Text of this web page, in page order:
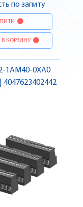
по запиту
КОРЗИНУ
1AM40-0XA0
4047623402442